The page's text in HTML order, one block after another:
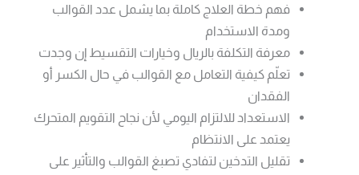
فهم خطة العلاج كاملة بما يشمل عدد القوالب
ومدة الاستخدام
معرفة التكلفة بالريال وخيارات التقسيط إن وجدت
تعلّم كيفية التعامل مع القوالب في حال الكسر أو
الفقدان
الاستعداد للالتزام اليومي لأن نجاح التقويم المتحرك
يعتمد على الانتظام
تقليل التدخين لتفادي تصبغ القوالب والتأثير على